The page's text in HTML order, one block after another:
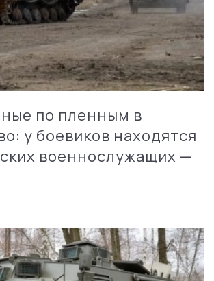
по пленным в
у боевиков находятся
военнослужащих —